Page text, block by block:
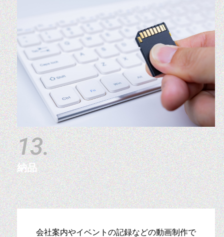
13.
納品
会社案内やイベントの記録などの動画制作で